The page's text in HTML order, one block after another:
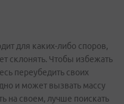
для каких-либо споров,
склонять. Чтобы избежать
переубедить своих
и может вызвать массу
на своем, лучше поискать